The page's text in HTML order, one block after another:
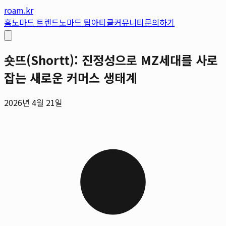
roam.kr
홈노마드 트렌드노마드 팁아티클커뮤니티문의하기
숏뜨(Shortt): 진정성으로 MZ세대를 사로
잡는 새로운 커머스 생태계
2026년 4월 21일